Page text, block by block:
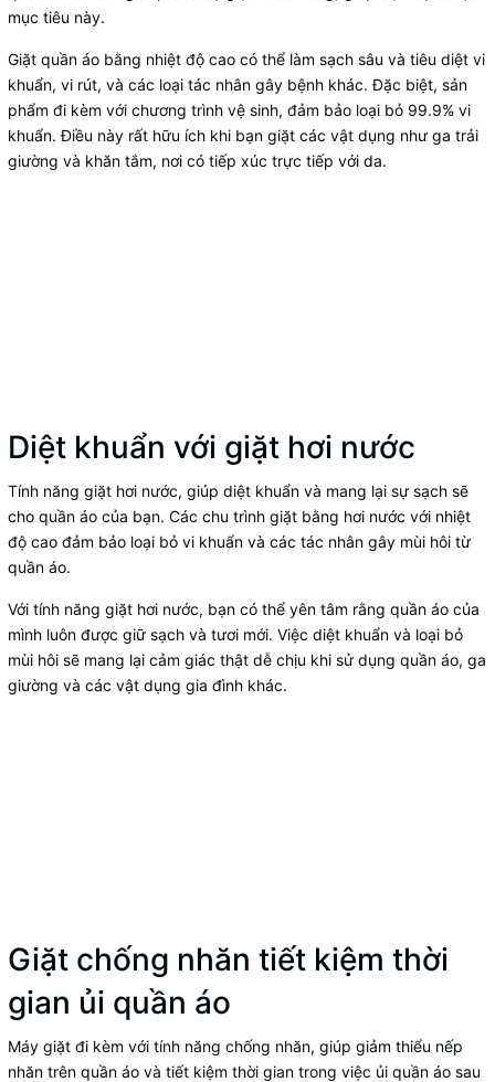
mục tiêu này.
Giặt quần áo bằng nhiệt độ cao có thể làm sạch sâu và tiêu diệt vi
khuẩn, vi rút, và các loại tác nhân gây bệnh khác. Đặc biệt, sản
phẩm đi kèm với chương trình vệ sinh, đảm bảo loại bỏ 99.9% vi
khuẩn. Điều này rất hữu ích khi bạn giặt các vật dụng như ga trải
giường và khăn tắm, nơi có tiếp xúc trực tiếp với da.
Diệt khuẩn với giặt hơi nước
Tính năng giặt hơi nước, giúp diệt khuẩn và mang lại sự sạch sẽ
cho quần áo của bạn. Các chu trình giặt bằng hơi nước với nhiệt
độ cao đảm bảo loại bỏ vi khuẩn và các tác nhân gây mùi hôi từ
quần áo.
Với tính năng giặt hơi nước, bạn có thể yên tâm rằng quần áo của
mình luôn được giữ sạch và tươi mới. Việc diệt khuẩn và loại bỏ
mùi hôi sẽ mang lại cảm giác thật dễ chịu khi sử dụng quần áo, ga
giường và các vật dụng gia đình khác.
Giặt chống nhăn tiết kiệm thời
gian ủi quần áo
Máy giặt đi kèm với tính năng chống nhăn, giúp giảm thiểu nếp
nhăn trên quần áo và tiết kiệm thời gian trong việc ủi quần áo sau